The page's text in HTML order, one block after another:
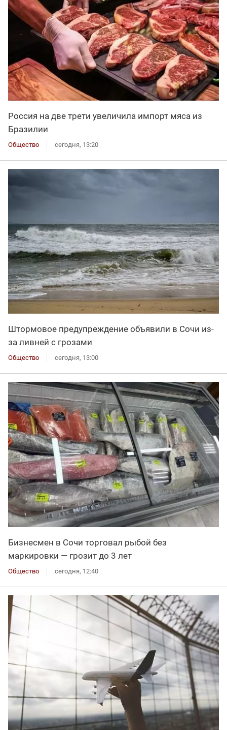
Россия на две трети увеличила импорт мяса из
Бразилии
Общество сегодня, 13:20
Штормовое предупреждение объявили в Сочи из-
за ливней с грозами
Общество сегодня, 13:00
Бизнесмен в Сочи торговал рыбой без
маркировки — грозит до 3 лет
Общество сегодня, 12:40